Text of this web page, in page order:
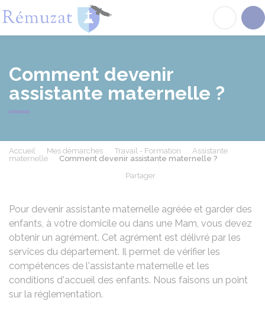
Comment devenir
assistante maternelle ?
Accueil Mes démarches Travail - Formation
Assistante
maternelle
Comment devenir assistante maternelle ?
Partager
Pour devenir assistante maternelle agréée et garder des
enfants, à votre domicile ou dans une Mam, vous devez
obtenir un agrément. Cet agrément est délivré par les
services du département. Il permet de vérifier les
compétences de l'assistante maternelle et les
conditions d'accueil des enfants. Nous faisons un point
sur la réglementation.